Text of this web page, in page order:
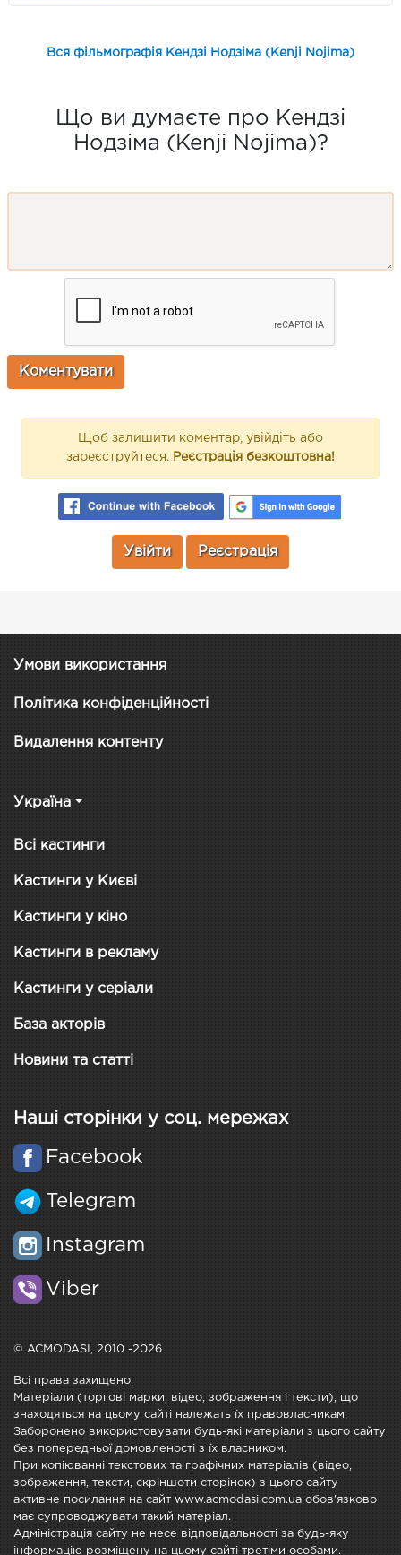
Вся фільмографія Кендзі Нодзіма (Kenji Nojima)
Що ви думаєте про Кендзі
Нодзіма (Kenji Nojima)?
Щоб залишити коментар, увійдіть або
зареєструйтеся. Реєстрація безкоштовна!
Увійти Реєстрація
Умови використання
Політика конфіденційності
Видалення контенту
Україна
Всі кастинги
Кастинги у Києві
Кастинги у кіно
Кастинги в рекламу
Кастинги у серіали
База акторів
Новини та статті
Наші сторінки у соц. мережах
Facebook
Telegram
Instagram
Viber
© ACMODASI, 2010 -2026
Всі права захищено.
Матеріали (торгові марки, відео, зображення і тексти), що
знаходяться на цьому сайті належать їх правовласникам.
Заборонено використовувати будь-які матеріали з цього сайту
без попередньої домовленості з їх власником.
При копіюванні текстових та графічних матеріалів (відео,
зображення, тексти, скріншоти сторінок) з цього сайту
активне посилання на сайт www.acmodasi.com.ua обов'язково
має супроводжувати такий матеріал.
Адміністрація сайту не несе відповідальності за будь-яку
інформацію розміщену на цьому сайті третіми особами.